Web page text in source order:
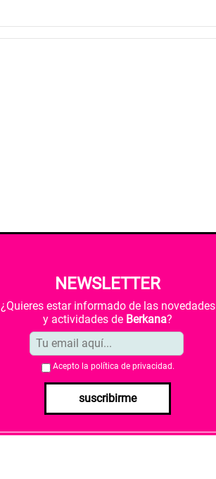
NEWSLETTER
¿Quieres estar informado de las novedades
y actividades de Berkana?
Acepto la política de privacidad .
suscribirme